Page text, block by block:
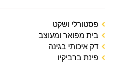
פסטורלי ושקט
בית מפואר ומעוצב
דק איכותי בגינה
פינת ברביקיו